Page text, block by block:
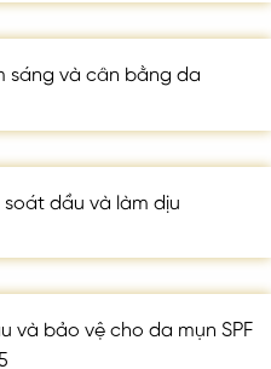
sáng và cân bằng da
dầu và làm dịu
và bảo vệ cho da mụn SPF